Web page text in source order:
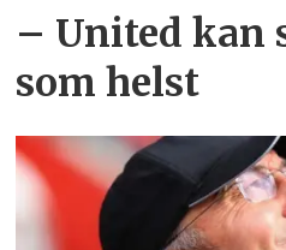
– United kan
som helst